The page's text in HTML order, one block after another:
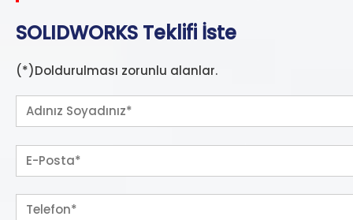
SOLIDWORKS Teklifi İste
(*)Doldurulması zorunlu alanlar.